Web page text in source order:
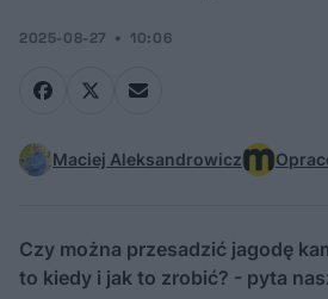
2025-08-27 10:06
Maciej Aleksandrowicz
Czy można przesadzić jagodę
to kiedy i jak to zrobić? - pyta